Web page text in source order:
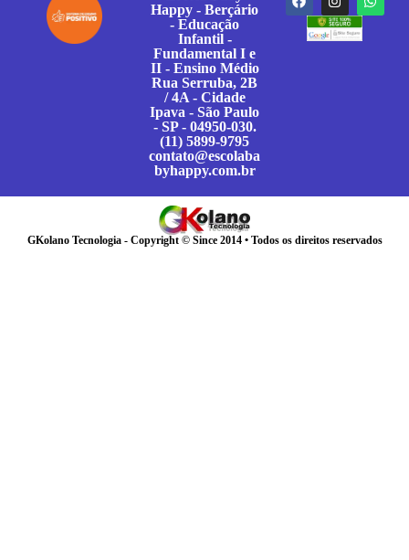
Happy - Berçário
- Educação
Infantil -
Fundamental I e
II - Ensino Médio
Rua Serruba, 2B
/ 4A - Cidade
Ipava - São Paulo
- SP - 04950-030.
(11) 5899-9795
contato@escolaba
byhappy.com.br
GKolano Tecnologia - Copyright © Since 2014 • Todos os direitos reservados